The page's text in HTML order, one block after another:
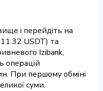
і перейдіть на
11.32 USDT) та
Izibank,
операцій
При першому обміні
суми.